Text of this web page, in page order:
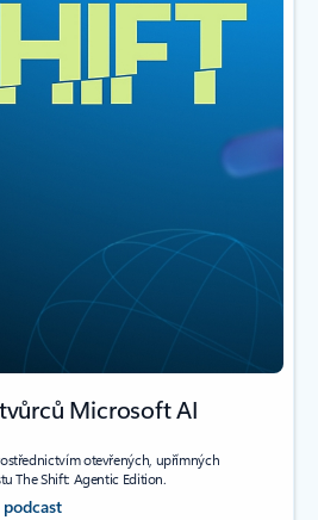
Microsoft AI
otevřených, upřímných
The Shift: Agentic Edition.